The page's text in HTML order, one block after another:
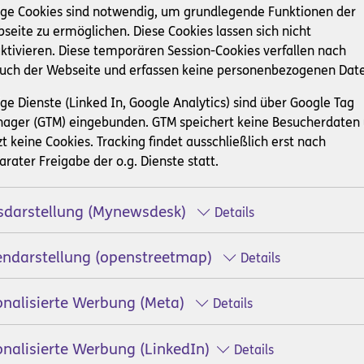
Partner für
Helfen & Spenden
- Informationen für
leicht
du erfüllen musst und wie
erfährst du hier.
Cookies sind notwendig, um grundlegende Funktionen der
zu ermöglichen. Diese Cookies lassen sich nicht
Diese temporären Session-Cookies verfallen nach
der Webseite und erfassen keine personenbezogenen
Dienste (Linked In, Google Analytics) sind über Google Tag
(GTM) eingebunden. GTM speichert keine Besucherdaten
keine Cookies. Tracking findet ausschließlich erst nach
Freigabe der o.g. Dienste statt.
(Mynewsdesk) Details
(openstreetmap) Details
Werbung (Meta) Details
Werbung (LinkedIn) Details